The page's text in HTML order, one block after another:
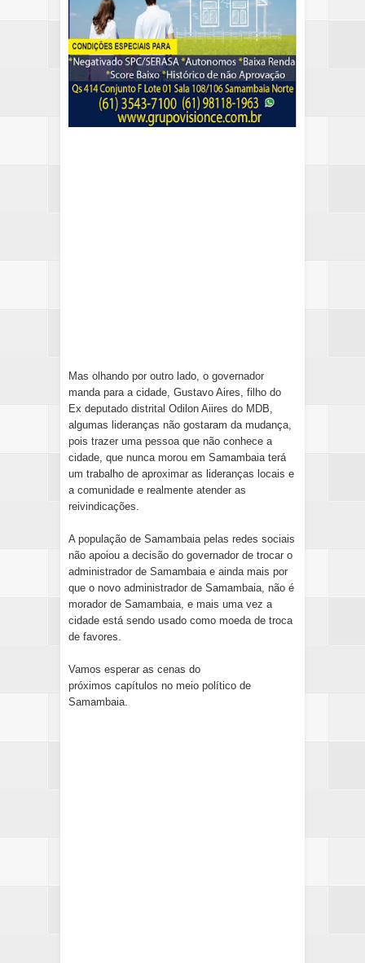
Mas olhando por outro lado, o governador
manda para a cidade, Gustavo Aires, filho do
Ex deputado distrital Odilon Aiires do MDB,
algumas lideranças não gostaram da mudança,
pois trazer uma pessoa que não conhece a
cidade, que nunca morou em Samambaia terá
um trabalho de aproximar as lideranças locais e
a comunidade e realmente atender as
reivindicações.
A população de Samambaia pelas redes sociais
não apoiou a decisão do governador de trocar o
administrador de Samambaia e ainda mais por
que o novo administrador de Samambaia, não é
morador de Samambaia, e mais uma vez a
cidade está sendo usado como moeda de troca
de favores.
Vamos esperar as cenas do
próximos capítulos no meio político de
Samambaia.